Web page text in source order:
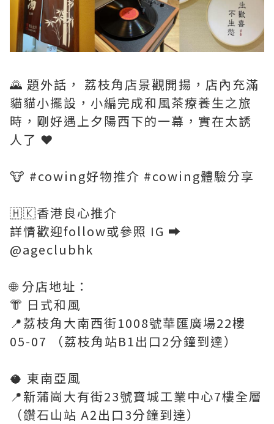
🌄 題外話， 荔枝角店景觀開揚，店內充滿
貓貓小擺設，小編完成和風茶療養生之旅
時，剛好遇上夕陽西下的一幕，實在太誘
人了 ❤️
🐮 #cowing好物推介 #cowing體驗分享
🇭🇰香港良心推介
詳情歡迎follow或參照 IG ➡️
@ageclubhk
🌐 分店地址：
👘 日式和風
📍荔枝角大南西街1008號華匯廣場22樓
05-07 （荔枝角站B1出口2分鐘到達）
🥥 東南亞風
📍新蒲崗大有街23號寶城工業中心7樓全層
（鑽石山站 A2出口3分鐘到達）